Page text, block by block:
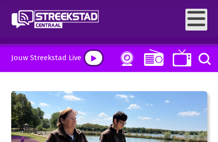
Jouw Streekstad Live